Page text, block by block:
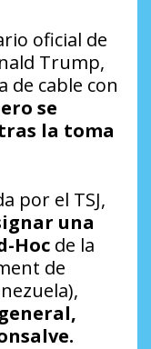
oficial de
Trump,
de cable con
se
la toma
por el TSJ,
una
Hoc de la
de